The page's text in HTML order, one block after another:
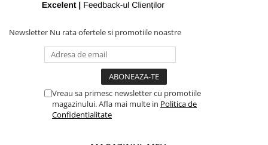
iPhone SE 2022 3rd
iPhone 6 Plus
iPhone 6
Display iPhone
Housing iPhone
Newsletter Nu rata ofertele si promotiile noastre
Vreau sa primesc newsletter cu promotiile
magazinului. Afla mai multe in Politica de
Confidentialitate